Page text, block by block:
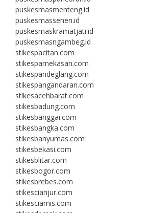
puskesmasmenteng.id
puskesmassenen.id
puskesmaskramatjati.id
puskesmasngambeg.id
stikespacitan.com
stikespamekasan.com
stikespandeglang.com
stikespangandaran.com
stikesacehbarat.com
stikesbadung.com
stikesbanggai.com
stikesbangka.com
stikesbanyumas.com
stikesbekasi.com
stikesblitar.com
stikesbogor.com
stikesbrebes.com
stikescianjur.com
stikesciamis.com